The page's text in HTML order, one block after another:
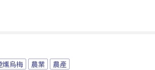
燻烏梅 農業 農產